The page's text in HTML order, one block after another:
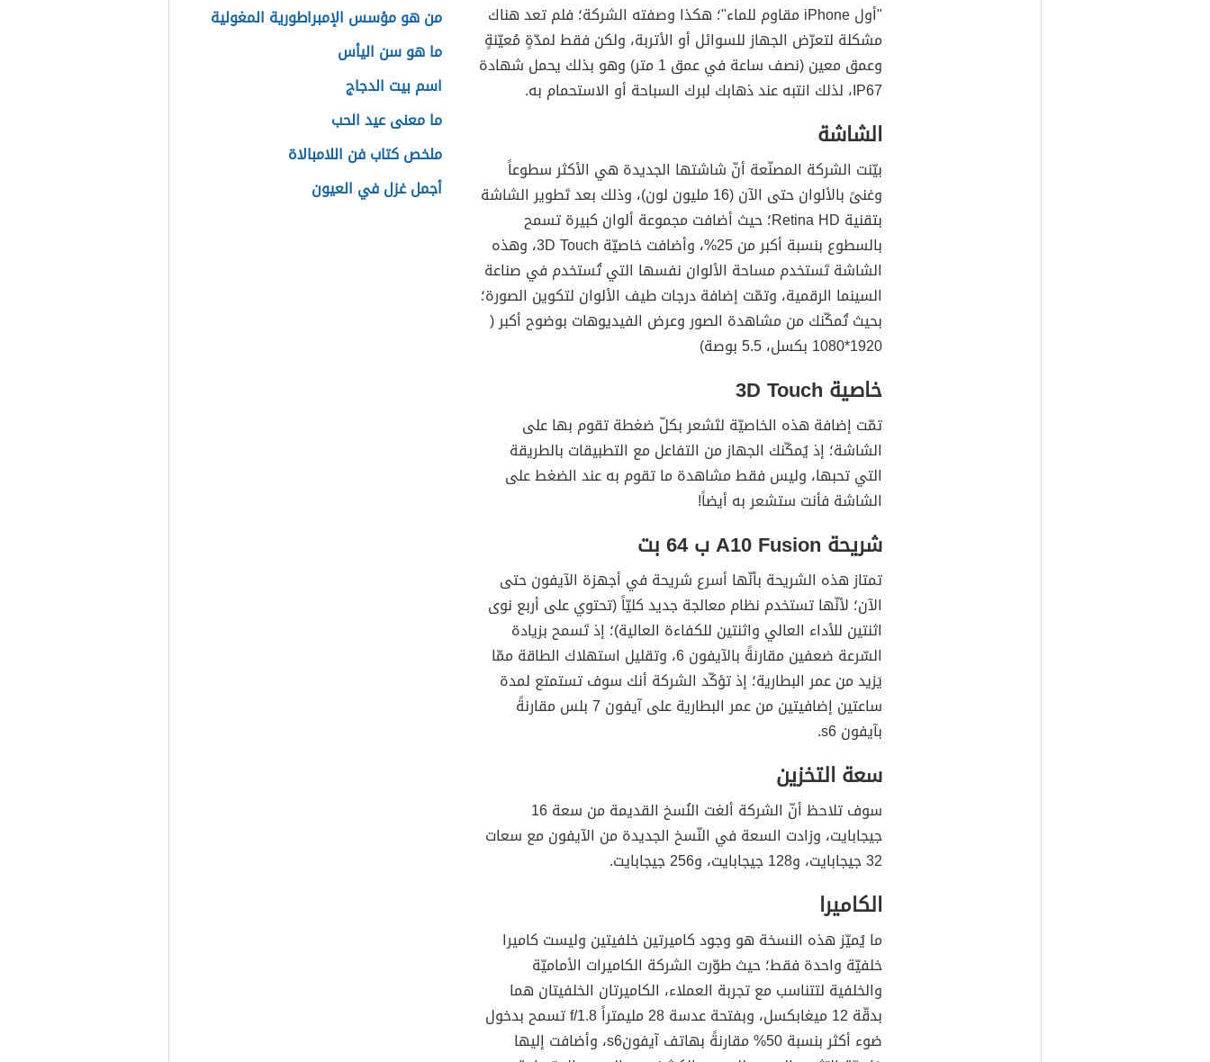
"أول iPhone مقاوم للماء"؛ هكذا وصفته الشركة؛ فلم تعد هناك
مشكلة لتعرّض الجهاز للسوائل أو الأتربة، ولكن فقط لمدّةٍ مُعيّنةٍ
وعمق معين (نصف ساعة في عمق 1 متر) وهو بذلك يحمل شهادة
IP67، لذلك انتبه عند ذهابك لبرك السباحة أو الاستحمام به.
الشاشة
بيّنت الشركة المصنّعة أنّ شاشتها الجديدة هي الأكثر سطوعاً
وغنىً بالألوان حتى الآن (16 مليون لون)، وذلك بعد تَطوير الشاشة
بتقنية Retina HD؛ حيث أضافت مجموعة ألوان كبيرة تسمح
بالسطوع بنسبة أكبر من 25%، وأضافت خاصيّة 3D Touch، وهذه
الشاشة تَستخدم مساحة الألوان نفسها التي تُستخدم في صناعة
السينما الرقمية، وتمّت إضافة درجات طيف الألوان لتكوين الصورة؛
بحيث تُمكّنك من مشاهدة الصور وعرض الفيديوهات بوضوح أكبر (
1920*1080 بكسل، 5.5 بوصة)
خاصية 3D Touch
تمّت إضافة هذه الخاصيّة لتَشعر بكلّ ضغطة تقوم بها على
الشاشة؛ إذ يُمكّنك الجهاز من التفاعل مع التطبيقات بالطريقة
التي تحبها، وليس فقط مشاهدة ما تقوم به عند الضغط على
الشاشة فأنت ستشعر به أيضاً!
شريحة A10 Fusion ب 64 بت
تمتاز هذه الشريحة بأنّها أسرع شريحة في أجهزة الآيفون حتى
الآن؛ لأنّها تستخدم نظام معالجة جديد كليّاً (تحتوي على أربع نوى
اثنتين للأداء العالي واثنتين للكفاءة العالية)؛ إذ تَسمح بزيادة
السّرعة ضعفين مقارنةً بالآيفون 6، وتقليل استهلاك الطاقة ممّا
يَزيد من عمر البطارية؛ إذ تؤكّد الشركة أنك سوف تستمتع لمدة
ساعتين إضافيتين من عمر البطارية على آيفون 7 بلس مقارنةً
بآيفون s6.
سعة التخزين
سوف تلاحظ أنّ الشركة ألغت النُسخ القديمة من سعة 16
جيجابايت، وزادت السعة في النّسخ الجديدة من الآيفون مع سعات
32 جيجابايت، و128 جيجابايت، و256 جيجابايت.
الكاميرا
ما يُميّز هذه النسخة هو وجود كاميرتين خلفيتين وليست كاميرا
خلفيّة واحدة فقط؛ حيث طوّرت الشركة الكاميرات الأماميّة
والخلفية لتتناسب مع تجربة العملاء، الكاميرتان الخلفيتان هما
بدقّة 12 ميغابكسل، وبفتحة عدسة 28 مليمتراً f/1.8 تسمح بدخول
ضوء أكثر بنسبة 50% مقارنةً بهاتف آيفونs6، وأضافت إليها
من هو مؤسس الإمبراطورية المغولية
ما هو سن اليأس
اسم بيت الدجاج
ما معنى عيد الحب
ملخص كتاب فن اللامبالاة
أجمل غزل في العيون